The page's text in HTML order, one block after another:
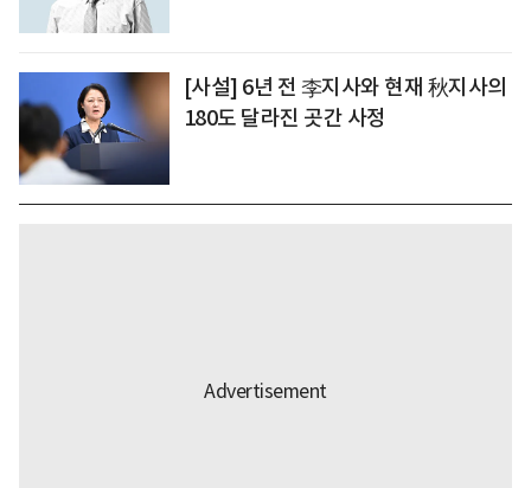
[사설] 6년 전 李지사와 현재 秋지사의
180도 달라진 곳간 사정